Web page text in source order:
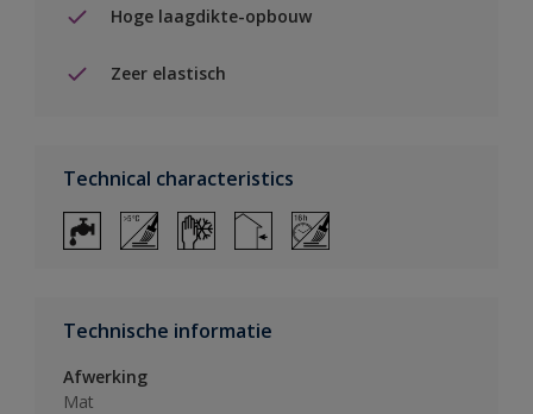
Hoge laagdikte-opbouw
Zeer elastisch
Technical characteristics
Technische informatie
Afwerking
Mat